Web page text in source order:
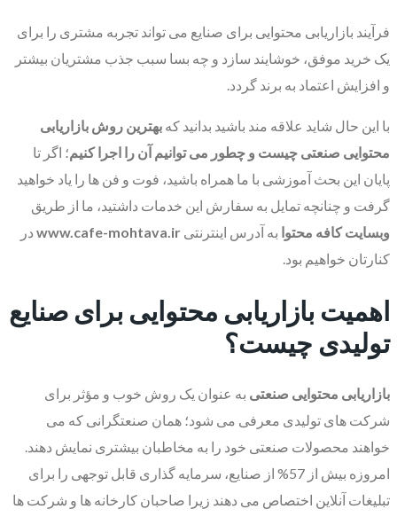
فرآیند بازاریابی محتوایی برای صنایع می تواند تجربه مشتری را برای
یک خرید موفق، خوشایند سازد و چه بسا سبب جذب مشتریان بیشتر
و افزایش اعتماد به برند گردد.
با این حال شاید علاقه مند باشید بدانید که بهترین روش بازاریابی
محتوایی صنعتی چیست و چطور می توانیم آن را اجرا کنیم؛ اگر تا
پایان این بحث آموزشی با ما همراه باشید، فوت و فن ها را یاد خواهید
گرفت و چنانچه تمایل به سفارش این خدمات داشتید، ما از طریق
وبسایت کافه محتوا به آدرس اینترنتی www.cafe-mohtava.ir در
کنارتان خواهیم بود.
اهمیت بازاریابی محتوایی برای صنایع
تولیدی چیست؟
بازاریابی محتوایی صنعتی به عنوان یک روش خوب و مؤثر برای
شرکت های تولیدی معرفی می شود؛ همان صنعتگرانی که می
خواهند محصولات صنعتی خود را به مخاطبان بیشتری نمایش دهند.
امروزه بیش از 57% از صنایع، سرمایه گذاری قابل توجهی را برای
تبلیغات آنلاین اختصاص می دهند زیرا صاحبان کارخانه ها و شرکت ها